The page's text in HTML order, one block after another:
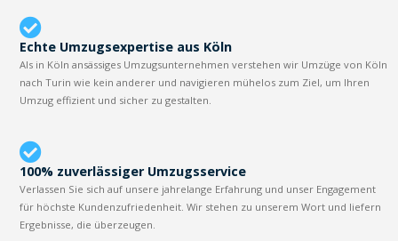
Echte Umzugsexpertise aus Köln
Als in Köln ansässiges Umzugsunternehmen verstehen wir Umzüge von Köln
nach Turin wie kein anderer und navigieren mühelos zum Ziel, um Ihren
Umzug effizient und sicher zu gestalten.
100% zuverlässiger Umzugsservice
Verlassen Sie sich auf unsere jahrelange Erfahrung und unser Engagement
für höchste Kundenzufriedenheit. Wir stehen zu unserem Wort und liefern
Ergebnisse, die überzeugen.